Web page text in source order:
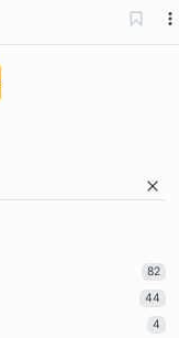
82
44
4